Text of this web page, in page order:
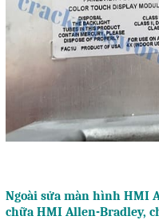
Ngoài sửa màn hình HMI
chữa HMI Allen-Bradley,